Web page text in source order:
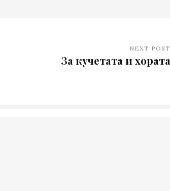
NEXT POST
За кучетата и хората